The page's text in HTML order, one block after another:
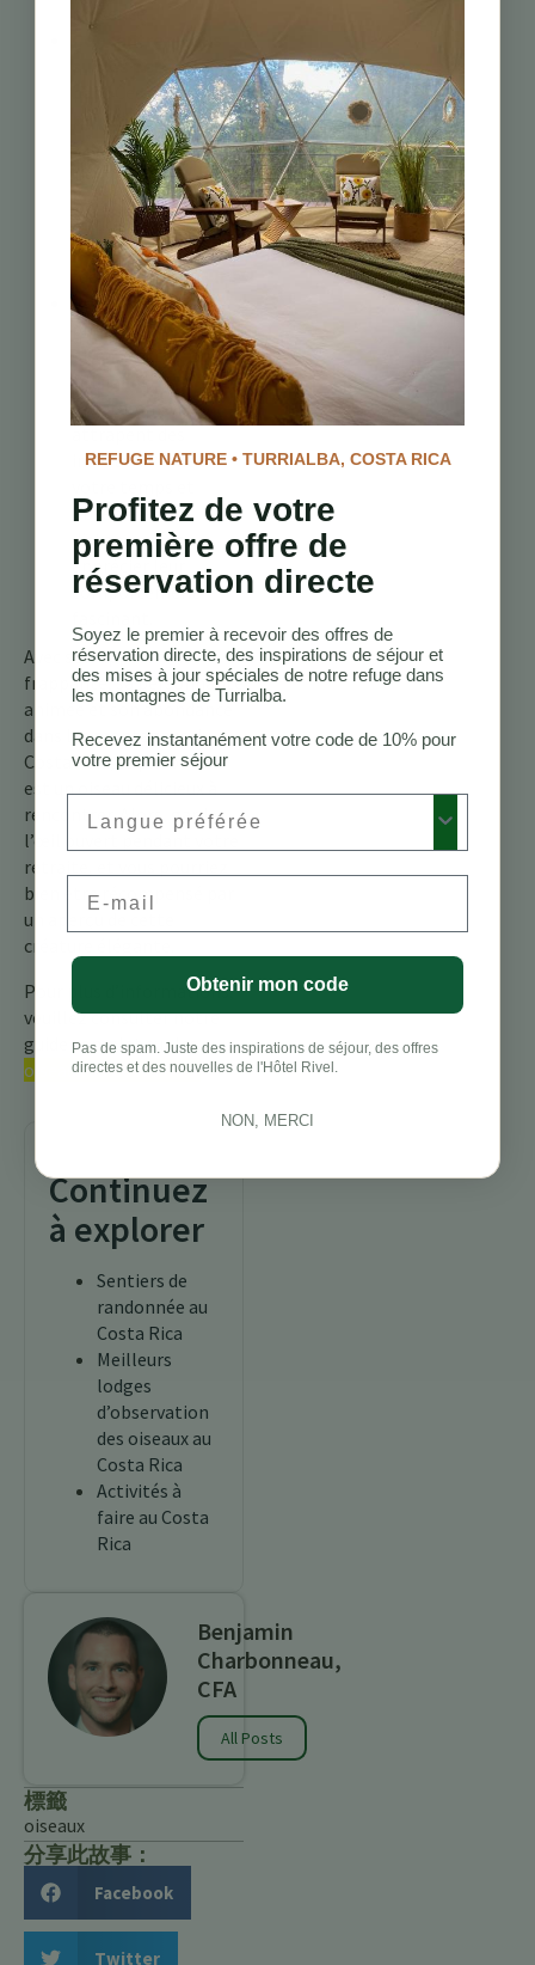
présence.
sur les perchoirs
Ces oiseaux se
perchent souvent
sur des poteaux de
clôture, des
branches et d’autres
structures basses, ce
qui les rend plus
faciles à repérer.
Soyez patient :Les
phébé noirs sont des
oiseaux actifs, qui
voltigent
constamment et
insectes. Prenez
observez-les à
distance pour
apprécier leur
comportement
Avec son apparence
frappante, sa personnalité
animée et son abondance
dans les montagnes du
Costa Rica, le phébé noir
est un oiseau délicieux à
rencontrer. Alors, gardez
l’œil ouvert pendant votre
retraite, et vous pourriez
bien être récompensé par
un aperçu de cette
créature élégante.
Pour plus d’informations,
veuillez consulter notre
guide complet sur les
oiseaux du Costa Rica.
Continuez
à explorer
Sentiers de
randonnée au
Costa Rica
Meilleurs
lodges
d’observation
des oiseaux au
Costa Rica
Activités à
faire au Costa
Rica
Benjamin
Charbonneau,
CFA
All Posts
標籤
oiseaux
分享此故事：
Facebook
Twitter
REFUGE NATURE • TURRIALBA, COSTA RICA
Profitez de votre
première offre de
réservation directe
Soyez le premier à recevoir des offres de
réservation directe, des inspirations de séjour et
des mises à jour spéciales de notre refuge dans
les montagnes de Turrialba.
Recevez instantanément votre code de 10% pour
votre premier séjour
Obtenir mon code
Pas de spam. Juste des inspirations de séjour, des offres
directes et des nouvelles de l'Hôtel Rivel.
NON, MERCI